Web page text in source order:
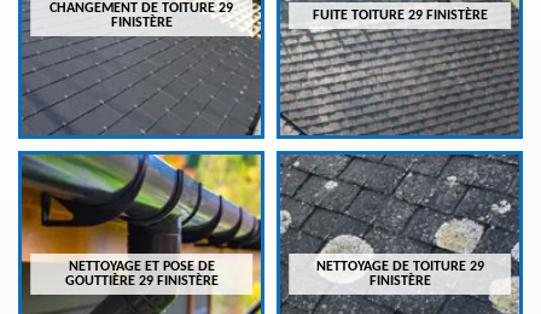
CHANGEMENT DE TOITURE 29
FINISTÈRE
FUITE TOITURE 29 FINISTÈRE
NETTOYAGE ET POSE DE
GOUTTIÈRE 29 FINISTÈRE
NETTOYAGE DE TOITURE 29
FINISTÈRE